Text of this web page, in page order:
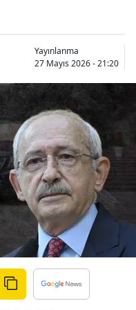
Yayınlanma
27 Mayıs 2026 - 21:20